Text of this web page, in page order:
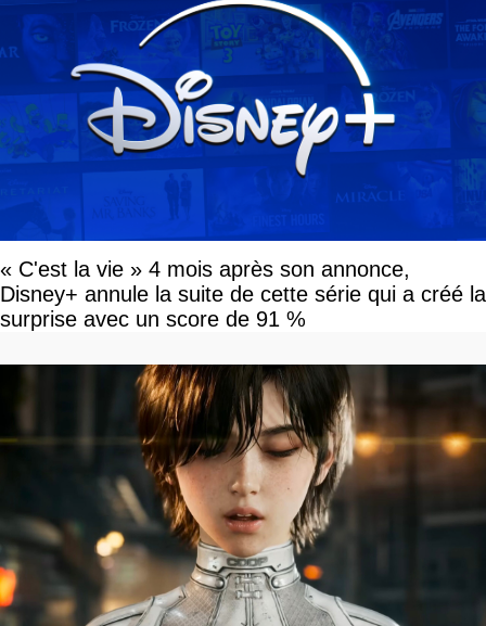
« C'est la vie » 4 mois après son annonce,
Disney+ annule la suite de cette série qui a créé la
surprise avec un score de 91 %